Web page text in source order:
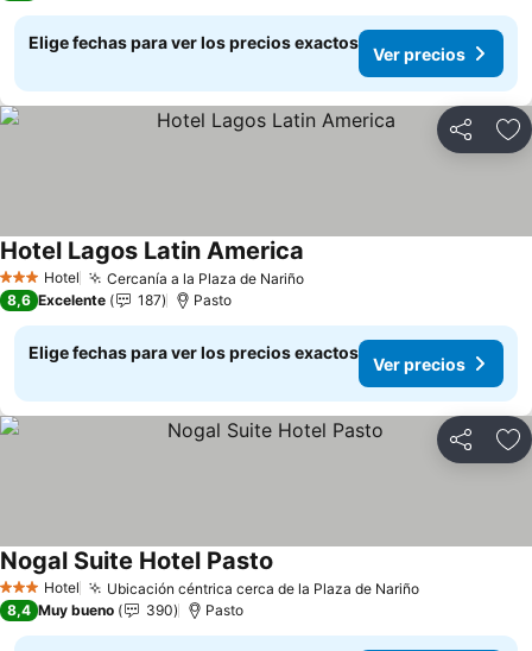
Elige fechas para ver los precios exactos
Ver precios
Compartir
3 Estrellas
Hotel Cercanía a la Plaza de NariñoVer precios
Hotel Lagos Latin America
8,6 Excelente 187 Pasto
Elige fechas para ver los precios exactos
Ver precios
Compartir
3 Estrellas
Hotel Ubicación céntrica cerca de la Plaza de NariñoVer precios
Nogal Suite Hotel Pasto
8,4 Muy bueno 390 Pasto